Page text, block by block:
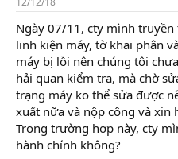
a
r
t
e
r
Ngày 07/11, cty mình
linh kiện máy, tờ khai phân
máy bị lỗi nên chúng tôi
hải quan kiểm tra, mà chờ
trạng máy ko thể sửa được
xuất nữa và nộp công và xin
Trong trường hợp này, cty
hành chính không?